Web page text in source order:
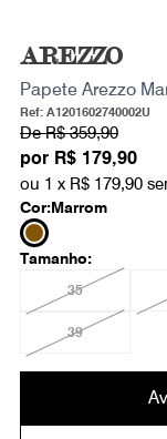
AREZZO
Papete Arezzo
Ref: A1201602740002U
DeR$ 359,90
por R$ 179,90
ou 1 x R$ 179,90
Cor:Marrom
Tamanho:
35
39